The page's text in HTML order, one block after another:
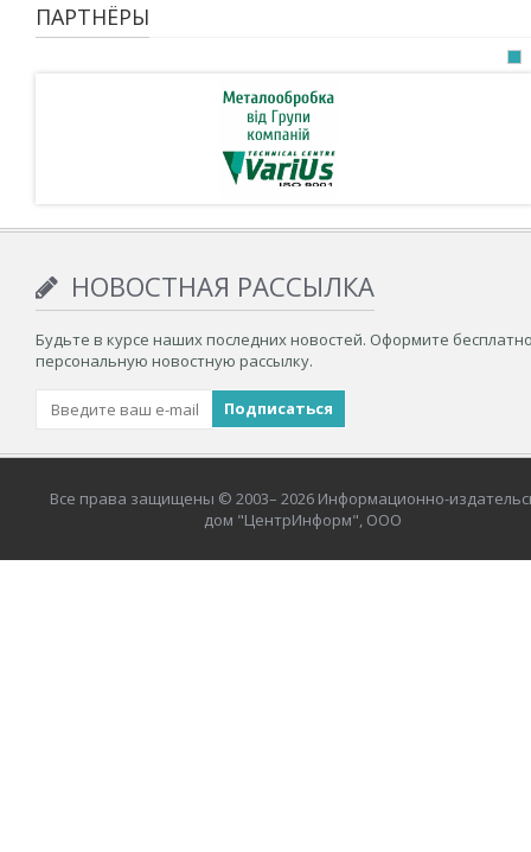
ПАРТНЁРЫ
НОВОСТНАЯ РАССЫЛКА
Будьте в курсе наших последних новостей. Оформите
персональную новостную рассылку.
Все права защищены © 2003– 2026 Информационно-
дом "ЦентрИнформ", ООО